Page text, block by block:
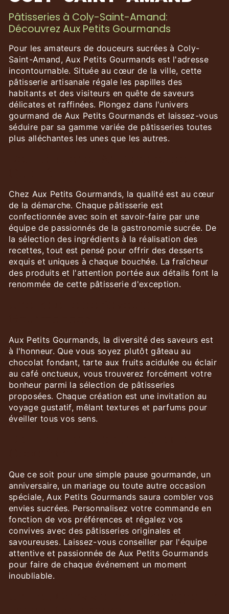
Pâtisseries à Coly-Saint-Amand:
Découvrez Aux Petits Gourmands
Pour les amateurs de douceurs sucrées à Coly-
Saint-Amand, Aux Petits Gourmands est l'adresse
incontournable. Située au cœur de la ville, cette
pâtisserie artisanale régale les papilles des
habitants et des visiteurs en quête de saveurs
délicates et raffinées. Plongez dans l'univers
gourmand de Aux Petits Gourmands et laissez-vous
séduire par sa gamme variée de pâtisseries toutes
plus alléchantes les unes que les autres.
Chez Aux Petits Gourmands, la qualité est au cœur
de la démarche. Chaque pâtisserie est
confectionnée avec soin et savoir-faire par une
équipe de passionnés de la gastronomie sucrée. De
la sélection des ingrédients à la réalisation des
recettes, tout est pensé pour offrir des desserts
exquis et uniques à chaque bouchée. La fraîcheur
des produits et l'attention portée aux détails font la
renommée de cette pâtisserie d'exception.
Aux Petits Gourmands, la diversité des saveurs est
à l'honneur. Que vous soyez plutôt gâteau au
chocolat fondant, tarte aux fruits acidulée ou éclair
au café onctueux, vous trouverez forcément votre
bonheur parmi la sélection de pâtisseries
proposées. Chaque création est une invitation au
voyage gustatif, mêlant textures et parfums pour
éveiller tous vos sens.
Que ce soit pour une simple pause gourmande, un
anniversaire, un mariage ou toute autre occasion
spéciale, Aux Petits Gourmands saura combler vos
envies sucrées. Personnalisez votre commande en
fonction de vos préférences et régalez vos
convives avec des pâtisseries originales et
savoureuses. Laissez-vous conseiller par l'équipe
attentive et passionnée de Aux Petits Gourmands
pour faire de chaque événement un moment
inoubliable.